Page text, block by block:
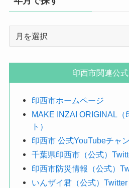
す
印西市関連公
印西市ホームページ
MAKE INZAI ORIGINAL（
ト）
印西市 公式YouTubeチャ
千葉県印西市（公式）
印西市防災情報（公式）
いんザイ君（公式）Twitter